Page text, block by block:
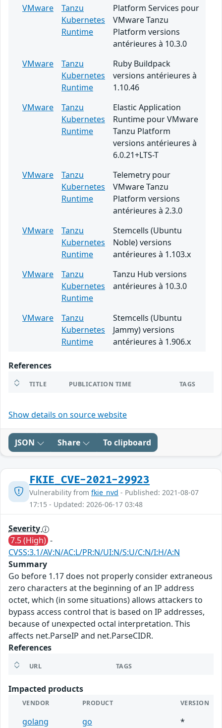
VMware
Tanzu
Kubernetes
Runtime
Platform Services pour
VMware Tanzu
Platform versions
antérieures à 10.3.0
VMware
Tanzu
Kubernetes
Runtime
Ruby Buildpack
versions antérieures à
1.10.46
VMware
Tanzu
Kubernetes
Runtime
Elastic Application
Runtime pour VMware
Tanzu Platform
versions antérieures à
6.0.21+LTS-T
VMware
Tanzu
Kubernetes
Runtime
Telemetry pour
VMware Tanzu
Platform versions
antérieures à 2.3.0
VMware
Tanzu
Kubernetes
Runtime
Stemcells (Ubuntu
Noble) versions
antérieures à 1.103.x
VMware
Tanzu
Kubernetes
Runtime
Tanzu Hub versions
antérieures à 10.3.0
VMware
Tanzu
Kubernetes
Runtime
Stemcells (Ubuntu
Jammy) versions
antérieures à 1.906.x
References
TITLE PUBLICATION TIME TAGS
Show details on source website
JSON Share To clipboard
FKIE_CVE-2021-29923
Vulnerability from fkie_nvd - Published: 2021-08-07
17:15 - Updated: 2026-06-17 03:48
Severity
7.5 (High) -
CVSS:3.1/AV:N/AC:L/PR:N/UI:N/S:U/C:N/I:H/A:N
Summary
Go before 1.17 does not properly consider extraneous
zero characters at the beginning of an IP address
octet, which (in some situations) allows attackers to
bypass access control that is based on IP addresses,
because of unexpected octal interpretation. This
affects net.ParseIP and net.ParseCIDR.
References
URL TAGS
Impacted products
VENDOR PRODUCT VERSION
golang go
*